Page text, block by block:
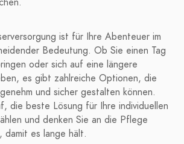
ist für Ihre Abenteuer im
Bedeutung. Ob Sie einen Tag
oder sich auf eine längere
es gibt zahlreiche Optionen, die
und sicher gestalten können.
die beste Lösung für Ihre individuellen
und denken Sie an die Pflege
damit es lange hält.